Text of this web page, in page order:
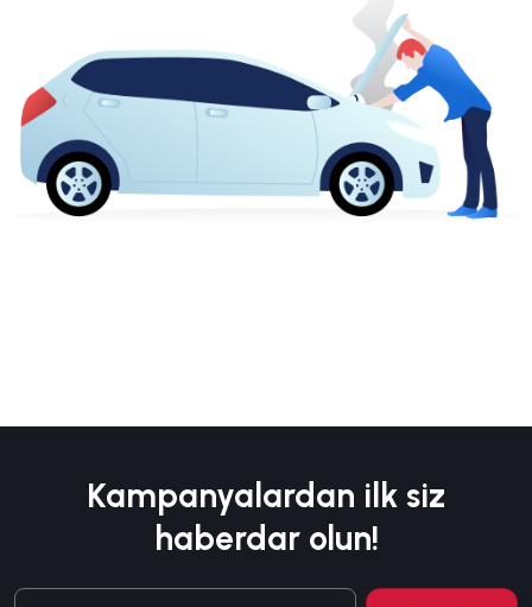
Kampanyalardan ilk siz
haberdar olun!